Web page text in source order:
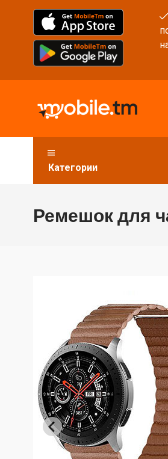
Категории
Ремешок для